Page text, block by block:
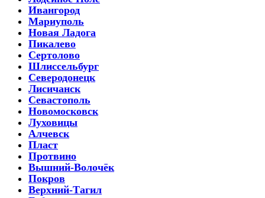
Ивангород
Мариуполь
Новая Ладога
Пикалево
Сертолово
Шлиссельбург
Северодонецк
Лисичанск
Севастополь
Новомосковск
Луховицы
Алчевск
Пласт
Протвино
Вышний-Волочёк
Покров
Верхний-Тагил